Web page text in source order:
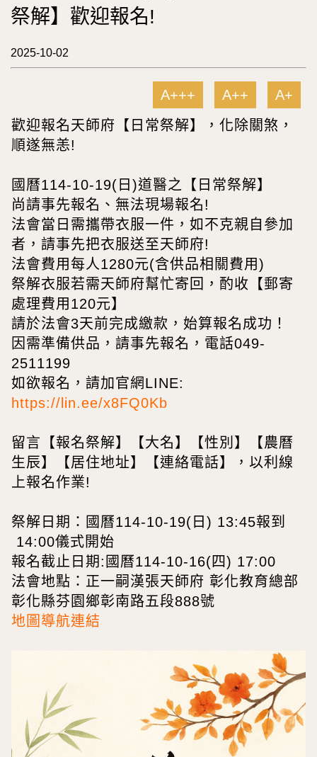
祭解】歡迎報名!
2025-10-02
A+++ A++
A+
歡迎報名天師府【日常祭解】，化除關煞，
順遂無恙!
國曆114-10-19(日)道醫之【日常祭解】
尚請事先報名、無法現場報名!
法會當日需攜帶衣服一件，如不克親自參加
者，請事先把衣服送至天師府!
法會費用每人1280元(含供品相關費用)
祭解衣服若需天師府幫忙寄回，酌收【郵寄
處理費用120元】
請於法會3天前完成繳款，始算報名成功！
因需準備供品，請事先報名，電話049-
2511199
如欲報名，請加官網LINE:
https://lin.ee/x8FQ0Kb
留言【報名祭解】【大名】【性別】【農曆
生辰】【居住地址】【連絡電話】，以利線
上報名作業!
祭解日期：國曆114-10-19(日) 13:45報到
14:00儀式開始
報名截止日期:國曆114-10-16(四) 17:00
法會地點：正一嗣漢張天師府 彰化教育總部
彰化縣芬園鄉彰南路五段888號
地圖導航連結